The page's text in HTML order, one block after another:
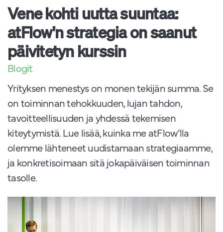
Vene kohti uutta suuntaa:
atFlow'n strategia on saanut
päivitetyn kurssin
Blogit
Yrityksen menestys on monen tekijän summa. Se
on toiminnan tehokkuuden, lujan tahdon,
tavoitteellisuuden ja yhdessä tekemisen
kiteytymistä. Lue lisää, kuinka me atFlow’lla
olemme lähteneet uudistamaan strategiaamme,
ja konkretisoimaan sitä jokapäiväisen toiminnan
tasolle.